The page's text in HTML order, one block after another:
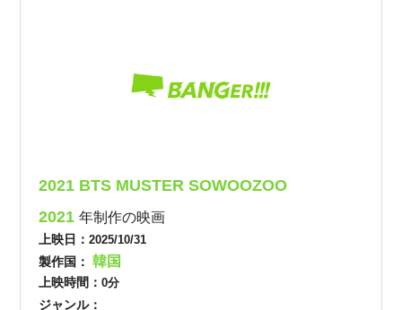
2021 BTS MUSTER SOWOOZOO
2021年制作の映画
上映日：2025/10/31
製作国：韓国
上映時間：0分
ジャンル：